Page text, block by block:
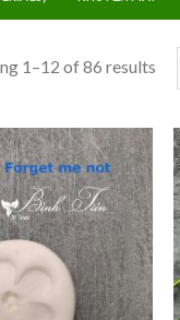
1–12 of 86 results